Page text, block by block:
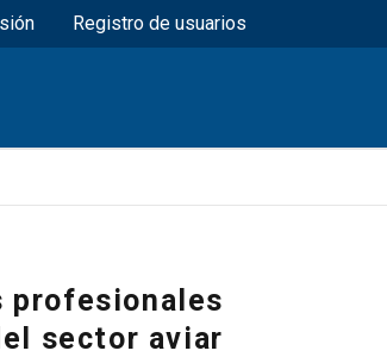
superior
Registro de usuarios
profesionales
sector aviar